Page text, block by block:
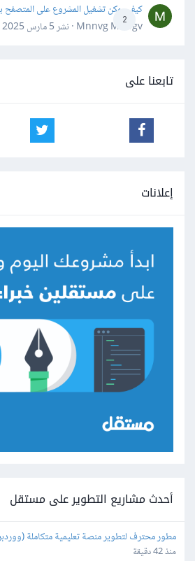
2
كيف يمكن تشغيل المشروع على المتصفح
Mnnvg Mnbgv · نشر
5 مارس 2025
تابعنا على
إعلانات
أحدث مشاريع التطوير على مستقل
مطور محترف لتطوير منصة تعليمية متكاملة
منذ 42 دقيقة